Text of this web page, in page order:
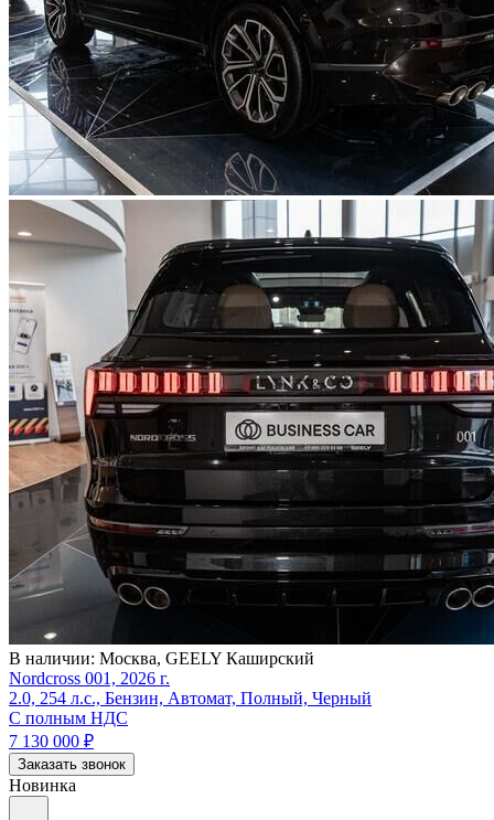
В наличии: Москва, GEELY Каширский
Nordcross 001, 2026 г.
2.0, 254 л.с., Бензин, Автомат, Полный, Черный
С полным НДС
7 130 000 ₽
Заказать звонок
Новинка